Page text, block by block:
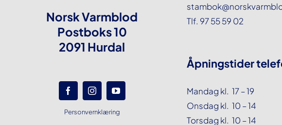
Norsk Varmblod
Postboks 10
2091 Hurdal
Personvernklæring
Tlf. 97 55 59 02
Åpningstider
Mandag kl. 17 – 19
Onsdag kl. 10 – 14
Torsdag kl. 10 – 14